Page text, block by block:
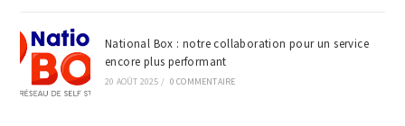
National Box : notre collaboration pour un service
encore plus performant
20 AOÛT 2025 / 0 COMMENTAIRE